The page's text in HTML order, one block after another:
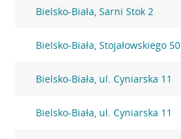
Bielsko-Biała, Sarni Stok 2
Bielsko-Biała, Stojałowskiego 50
Bielsko-Biała, ul. Cyniarska 11
Bielsko-Biała, ul. Cyniarska 11